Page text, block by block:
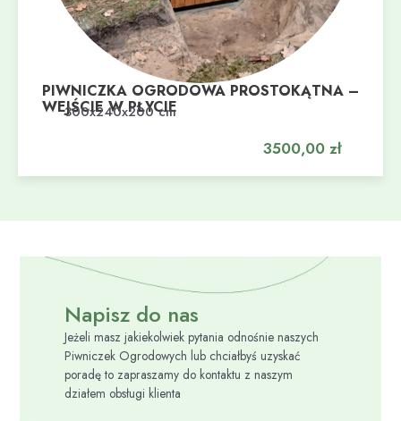
PIWNICZKA OGRODOWA PROSTOKĄTNA –
WEJŚCIE W PŁYCIE
300x240x200 cm
3500,00 zł
Dodaj do koszyka
Napisz do nas
Jeżeli masz jakiekolwiek pytania odnośnie naszych
Piwniczek Ogrodowych lub chciałbyś uzyskać
poradę to zapraszamy do kontaktu z naszym
działem obsługi klienta